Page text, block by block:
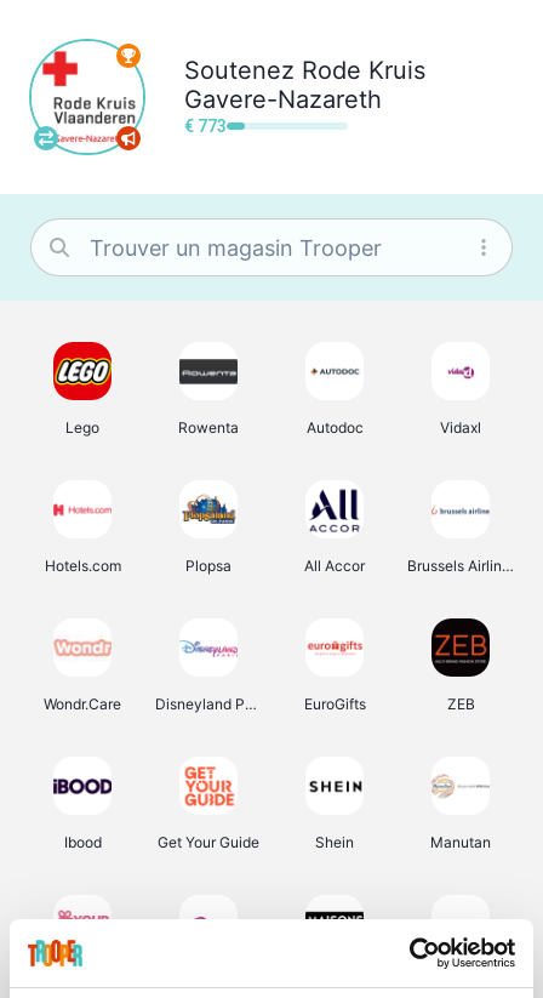
Soutenez Rode Kruis
Gavere-Nazareth
€ 773
Lego Rowenta Autodoc Vidaxl
Hotels.com Plopsa All Accor Brussels Airlines
Wondr.Care Disneyland Paris EuroGifts ZEB
Ibood Get Your Guide Shein Manutan